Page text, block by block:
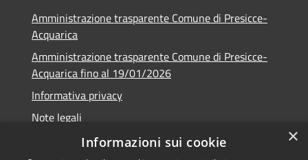
Amministrazione trasparente Comune di Presicce-
Acquarica
Amministrazione trasparente Comune di Presicce-
Acquarica fino al 19/01/2026
Informativa privacy
Note legali
Dichiarazione di accessibilità
×
Informazioni sui cookie